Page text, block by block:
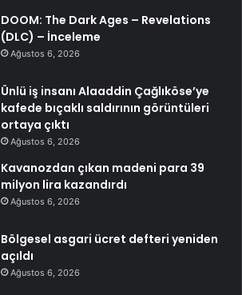
DOOM: The Dark Ages – Revelations
(DLC) – İnceleme
Ağustos 6, 2026
Ünlü iş insanı Alaaddin Çağlıköse’ye
kafede bıçaklı saldırının görüntüleri
ortaya çıktı
Ağustos 6, 2026
Kavanozdan çıkan madeni para 39
milyon lira kazandırdı
Ağustos 6, 2026
Bölgesel asgari ücret defteri yeniden
açıldı
Ağustos 6, 2026